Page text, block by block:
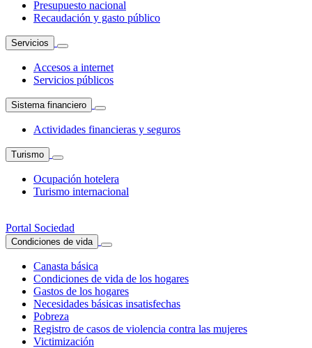
Presupuesto nacional
Recaudación y gasto público
Servicios
Accesos a internet
Servicios públicos
Sistema financiero
Actividades financieras y seguros
Turismo
Ocupación hotelera
Turismo internacional
Portal Sociedad
Condiciones de vida
Canasta básica
Condiciones de vida de los hogares
Gastos de los hogares
Necesidades básicas insatisfechas
Pobreza
Registro de casos de violencia contra las mujeres
Victimización